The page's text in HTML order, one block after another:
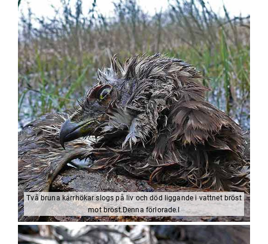
Två bruna kärrhökar slogs på liv och död liggande i vattnet bröst
mot bröst.Denna förlorade.I